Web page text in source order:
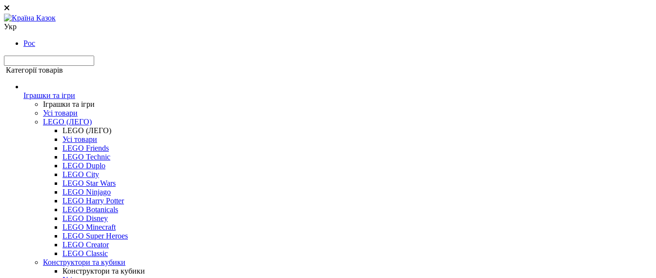
Укр
Рос
Категорії товарів
Іграшки та ігри
Іграшки та ігри
Усі товари
LEGO (ЛЕГО)
LEGO (ЛЕГО)
Усі товари
LEGO Friends
LEGO Technic
LEGO Duplo
LEGO City
LEGO Star Wars
LEGO Ninjago
LEGO Harry Potter
LEGO Botanicals
LEGO Disney
LEGO Minecraft
LEGO Super Heroes
LEGO Creator
LEGO Classic
Конструктори та кубики
Конструктори та кубики